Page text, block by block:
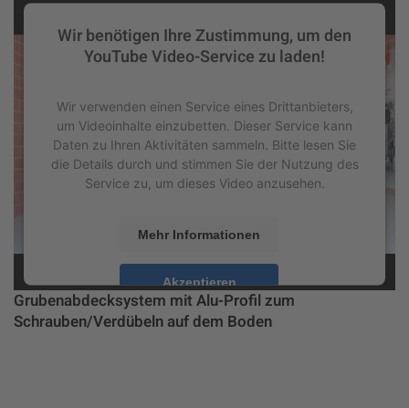
Wir benötigen Ihre Zustimmung, um den
YouTube Video-Service zu laden!
Wir verwenden einen Service eines Drittanbieters,
um Videoinhalte einzubetten. Dieser Service kann
Daten zu Ihren Aktivitäten sammeln. Bitte lesen Sie
die Details durch und stimmen Sie der Nutzung des
Service zu, um dieses Video anzusehen.
Mehr Informationen
Akzeptieren
powered byUsercentrics Consent Management
Grubenabdecksystem mit Alu-Profil zum
Schrauben/Verdübeln auf dem Boden